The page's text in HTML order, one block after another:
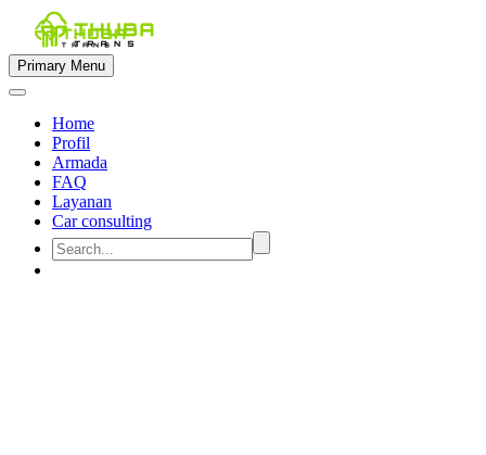
Primary Menu
Home
Profil
Armada
FAQ
Layanan
Car consulting